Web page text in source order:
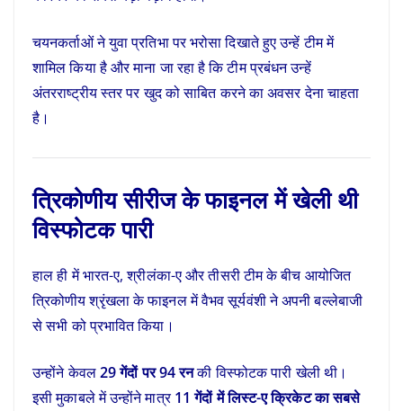
चयनकर्ताओं ने युवा प्रतिभा पर भरोसा दिखाते हुए उन्हें टीम में
शामिल किया है और माना जा रहा है कि टीम प्रबंधन उन्हें
अंतरराष्ट्रीय स्तर पर खुद को साबित करने का अवसर देना चाहता
है।
त्रिकोणीय सीरीज के फाइनल में खेली थी
विस्फोटक पारी
हाल ही में भारत-ए, श्रीलंका-ए और तीसरी टीम के बीच आयोजित
त्रिकोणीय श्रृंखला के फाइनल में वैभव सूर्यवंशी ने अपनी बल्लेबाजी
से सभी को प्रभावित किया।
उन्होंने केवल29 गेंदों पर 94 रनकी विस्फोटक पारी खेली थी।
इसी मुकाबले में उन्होंने मात्र11 गेंदों में लिस्ट-ए क्रिकेट का सबसे